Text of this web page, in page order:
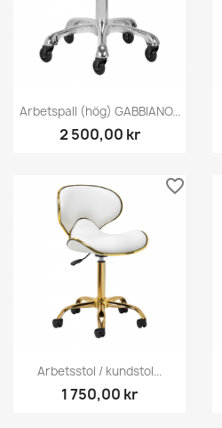
Arbetspall (hög) GABBIANO...
2 500,00 kr
Arbetsstol / kundstol...
1 750,00 kr
favorite_border